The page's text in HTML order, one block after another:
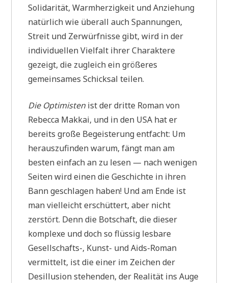
Solidarität, Warmherzigkeit und Anziehung
natürlich wie überall auch Spannungen,
Streit und Zerwürfnisse gibt, wird in der
individuellen Vielfalt ihrer Charaktere
gezeigt, die zugleich ein größeres
gemeinsames Schicksal teilen.
Die Optimisten ist der dritte Roman von
Rebecca Makkai, und in den USA hat er
bereits große Begeisterung entfacht: Um
herauszufinden warum, fängt man am
besten einfach an zu lesen — nach wenigen
Seiten wird einen die Geschichte in ihren
Bann geschlagen haben! Und am Ende ist
man vielleicht erschüttert, aber nicht
zerstört. Denn die Botschaft, die dieser
komplexe und doch so flüssig lesbare
Gesellschafts-, Kunst- und Aids-Roman
vermittelt, ist die einer im Zeichen der
Desillusion stehenden, der Realität ins Auge